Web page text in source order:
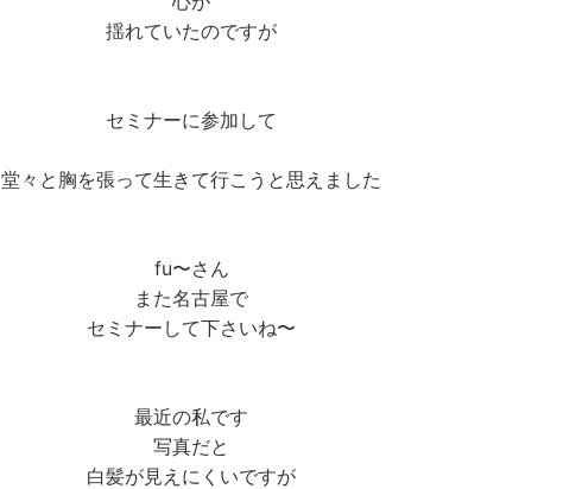
揺れていたのですが
セミナーに参加して
堂々と胸を張って生きて行こうと思えました
fu〜さん
また名古屋で
セミナーして下さいね〜
最近の私です
写真だと
白髪が見えにくいですが